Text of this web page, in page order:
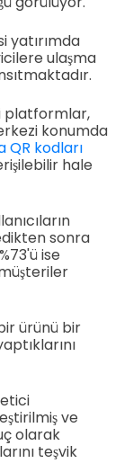
yatırımda
ulaşma
platformlar,
konumda
QR kodları
hale
sonra
ise
ürünü bir
ve
olarak
teşvik